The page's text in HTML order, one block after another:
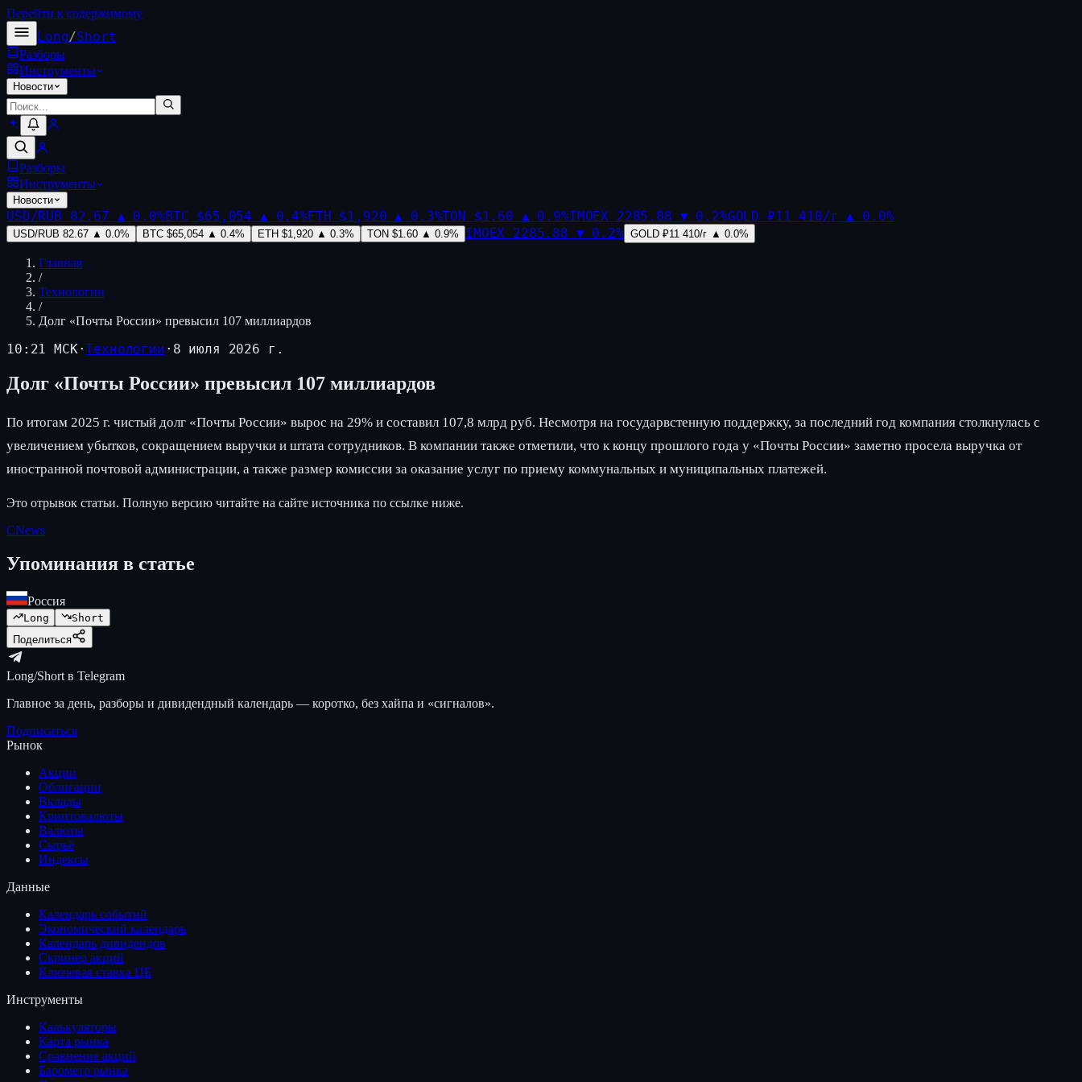
Перейти к содержимому
Long/Short
Разборы
Инструменты
Новости
Разборы
Инструменты
Новости
USD/RUB 82.67 ▲ 0.0%BTC $65,054 ▲ 0.4%ETH $1,920 ▲ 0.3%TON $1.60 ▲ 0.9%IMOEX 2285.88 ▼ 0.2%GOLD ₽11 410/г ▲ 0.0%
USD/RUB 82.67 ▲ 0.0% BTC $65,054 ▲ 0.4% ETH $1,920 ▲ 0.3% TON $1.60 ▲ 0.9% IMOEX 2285.88 ▼ 0.2% GOLD ₽11 410/г ▲ 0.0%
Главная
/
Технологии
/
Долг «Почты России» превысил 107 миллиардов
10:21 МСК·Технологии · 8 июля 2026 г.
Долг «Почты России» превысил 107 миллиардов
По итогам 2025 г. чистый долг «Почты России» вырос на 29% и составил 107,8 млрд руб. Несмотря на государвстенную поддержку, за последний год компания столкнулась с
увеличением убытков, сокращением выручки и штата сотрудников. В компании также отметили, что к концу прошлого года у «Почты России» заметно просела выручка от
иностранной почтовой администрации, а также размер комиссии за оказание услуг по приему коммунальных и муниципальных платежей.
Это отрывок статьи. Полную версию читайте на сайте источника по ссылке ниже.
CNews
Упоминания в статье
Россия
Long
Short
Поделиться
Long/Short в Telegram
Главное за день, разборы и дивидендный календарь — коротко, без хайпа и «сигналов».
Подписаться
Рынок
Акции
Облигации
Вклады
Криптовалюты
Валюты
Сырьё
Индексы
Данные
Календарь событий
Экономический календарь
Календарь дивидендов
Скринер акций
Ключевая ставка ЦБ
Инструменты
Калькуляторы
Карта рынка
Сравнение акций
Барометр рынка